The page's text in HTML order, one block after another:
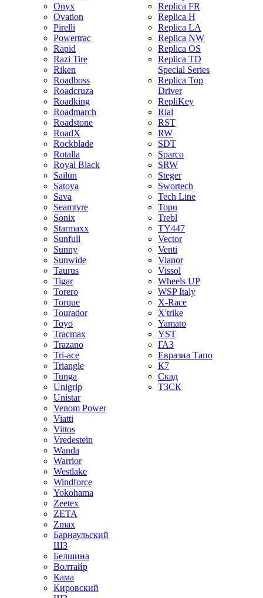
Onyx
Ovation
Pirelli
Powertrac
Rapid
Razi Tire
Riken
Roadboss
Roadcruza
Roadking
Roadmarch
Roadstone
RoadX
Rockblade
Rotalla
Royal Black
Sailun
Satoya
Sava
Seamtyre
Sonix
Starmaxx
Sunfull
Sunny
Sunwide
Taurus
Tigar
Torero
Torque
Tourador
Toyo
Tracmax
Trazano
Tri-ace
Triangle
Tunga
Unigrip
Unistar
Venom Power
Viatti
Vittos
Vredestein
Wanda
Warrior
Westlake
Windforce
Yokohama
Zeetex
ZETA
Zmax
Барнаульский
ШЗ
Белшина
Волтайр
Кама
Кировский
Replica FR
Replica H
Replica LA
Replica NW
Replica OS
Replica TD
Special Series
Replica Top
Driver
RepliKey
Rial
RST
RW
SDT
Sparco
SRW
Steger
Swortech
Tech Line
Topu
Trebl
TY447
Vector
Venti
Vianor
Vissol
Wheels UP
WSP Italy
X-Race
X'trike
Yamato
YST
ГАЗ
Евразиа Тапо
К7
Скад
ТЗСК